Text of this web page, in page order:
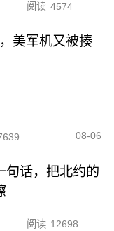
阅读 4574
美军机又被揍
08-06
句话，把北约的
阅读 12698